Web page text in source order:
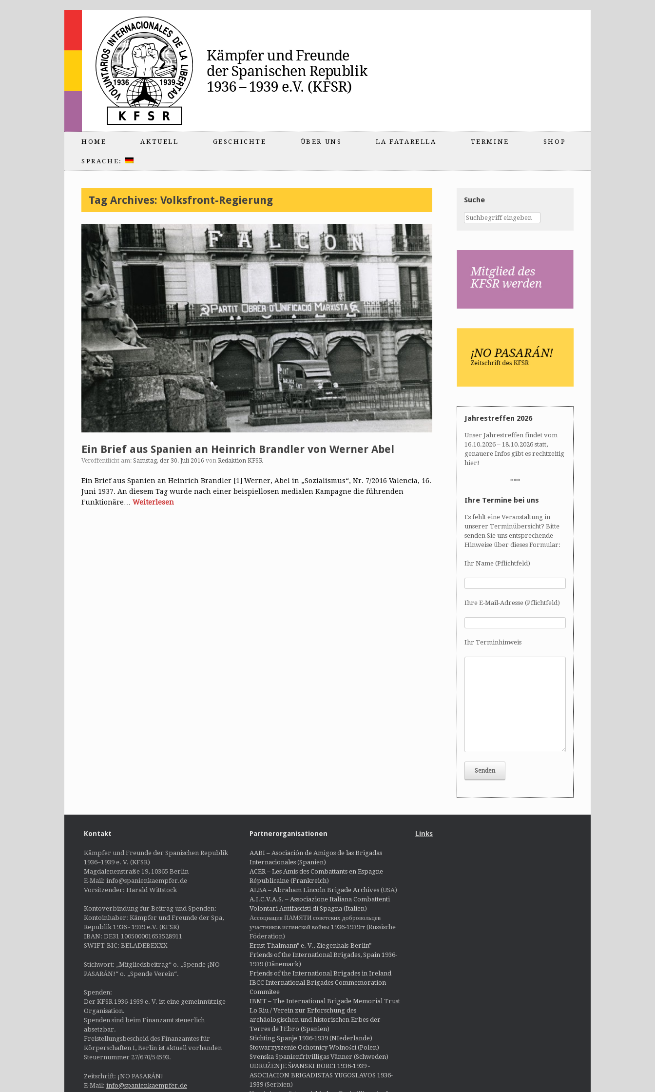
HOME AKTUELL GESCHICHTE ÜBER UNS LA FATARELLA TERMINE SHOP
SPRACHE:
Tag Archives: Volksfront-Regierung
Ein Brief aus Spanien an Heinrich Brandler von Werner Abel
Veröffentlicht am: Samstag, der 30. Juli 2016 von Redaktion KFSR
Ein Brief aus Spanien an Heinrich Brandler [1] Werner, Abel in „Sozialismus“, Nr. 7/2016 Valencia, 16.
Juni 1937. An diesem Tag wurde nach einer beispiellosen medialen Kampagne die führenden
Funktionäre… Weiterlesen
Suche
Jahrestreffen 2026
Unser Jahrestreffen findet vom
16.10.2026 – 18.10.2026 statt,
genauere Infos gibt es rechtzeitig
hier!
***
Ihre Termine bei uns
Es fehlt eine Veranstaltung in
unserer Terminübersicht? Bitte
senden Sie uns entsprechende
Hinweise über dieses Formular:
Ihr Name (Pflichtfeld)
Ihre E-Mail-Adresse (Pflichtfeld)
Ihr Terminhinweis
Kontakt
Kämpfer und Freunde der Spanischen Republik
1936–1939 e. V. (KFSR)
Magdalenenstraße 19, 10365 Berlin
E-Mail: info@spanienkaempfer.de
Vorsitzender: Harald Wittstock
Kontoverbindung für Beitrag und Spenden:
Kontoinhaber: Kämpfer und Freunde der Spa,
Republik 1936 - 1939 e.V. (KFSR)
IBAN: DE31 100500001653528911
SWIFT-BIC: BELADEBEXXX
Stichwort: „Mitgliedsbeitrag“ o. „Spende ¡NO
PASARÁN!“ o. „Spende Verein“.
Spenden:
Der KFSR 1936-1939 e. V. ist eine gemeinnützige
Organisation.
Spenden sind beim Finanzamt steuerlich
absetzbar.
Freistellungsbescheid des Finanzamtes für
Körperschaften I, Berlin ist aktuell vorhanden
Steuernummer 27/670/54593.
Zeitschrift: ¡NO PASARÁN!
E-Mail: info@spanienkaempfer.de
Partnerorganisationen
AABI – Asociación de Amigos de las Brigadas
Internacionales (Spanien)
ACER – Les Amis des Combattants en Espagne
Républicaine (Frankreich)
ALBA – Abraham Lincoln Brigade Archives(USA)
A.I.C.V.A.S. – Associazione Italiana Combattenti
Volontari Antifascisti di Spagna (Italien)
Ассоциация ПАМЯТИ советских добровольцев
участников испанской войны 1936-1939гг (Russische
Föderation)
Ernst Thälmann" e. V., Ziegenhals-Berlin"
Friends of the International Brigades, Spain 1936-
1939 (Dänemark)
Friends of the International Brigades in Ireland
IBCC International Brigades Commemoration
Commitee
IBMT – The International Brigade Memorial Trust
Lo Riu / Verein zur Erforschung des
archäologischen und historischen Erbes der
Terres de l'Ebro (Spanien)
Stichting Spanje 1936-1939 (NIederlande)
Stowarzyszenie Ochotnicy Wolności (Polen)
Svenska Spanienfrivilligas Vänner (Schweden)
UDRUŽENJE ŠPANSKI BORCI 1936-1939 -
ASOCIACION BRIGADISTAS YUGOSLAVOS 1936-
1939(Serbien)
Links